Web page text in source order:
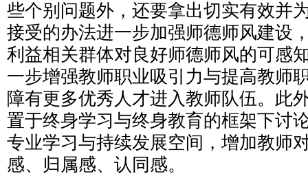
些个别问题外，还要拿出切实有效并
接受的办法进一步加强师德师风建设
利益相关群体对良好师德师风的可感
一步增强教师职业吸引力与提高教师
障有更多优秀人才进入教师队伍。此
置于终身学习与终身教育的框架下讨
专业学习与持续发展空间，增加教师
感、归属感、认同感。